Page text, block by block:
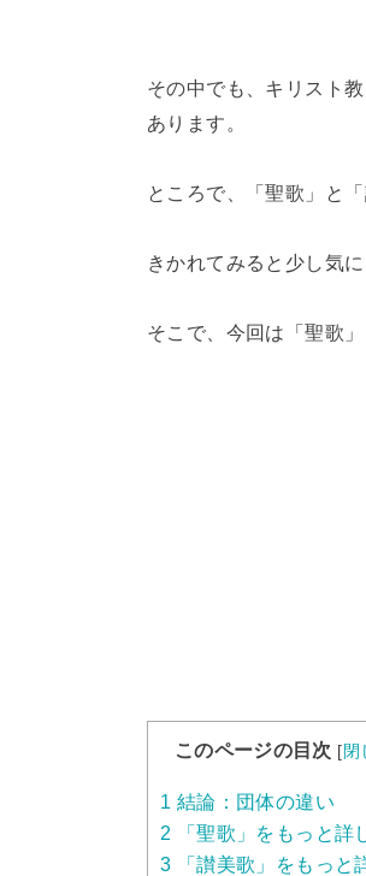
その中でも、キリスト
あります。
ところで、「聖歌」と
きかれてみると少し気
そこで、今回は「聖歌
このページの目次 [閉
1 結論：団体の違い
2 「聖歌」をもっと詳
3 「讃美歌」をもっと